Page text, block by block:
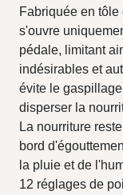
Fabriquée en
s'ouvre
pédale, limitant
indésirables et
évite le
disperser la
La nourriture
bord
la pluie et de
12 réglages de